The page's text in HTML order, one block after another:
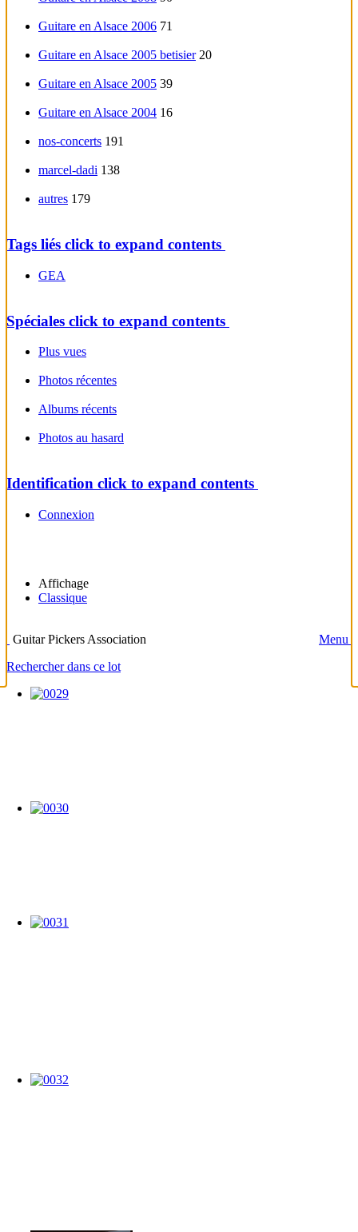
Guitare en Alsace 2006 71
Guitare en Alsace 2005 betisier 20
Guitare en Alsace 2005 39
Guitare en Alsace 2004 16
nos-concerts 191
marcel-dadi 138
autres 179
Tags liés click to expand contents
GEA
Spéciales click to expand contents
Plus vues
Photos récentes
Albums récents
Photos au hasard
Identification click to expand contents
Connexion
Affichage
Classique
Guitar Pickers Association
Menu
Rechercher dans ce lot